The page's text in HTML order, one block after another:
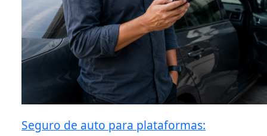
Seguro de auto para plataformas: